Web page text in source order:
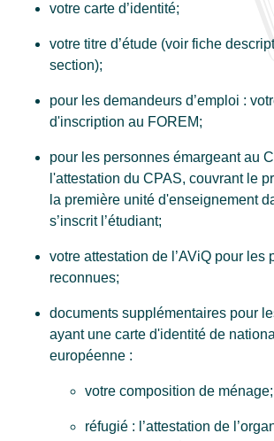
votre carte d’identité;
votre titre d’étude (voir fiche
section);
pour les demandeurs d’emploi :
d'inscription au FOREM;
pour les personnes émargeant au
l'attestation du CPAS, couvrant le
la première unité d'enseignement
s’inscrit l’étudiant;
votre attestation de l’AViQ pour les
reconnues;
documents supplémentaires pour
ayant une carte d'identité de
européenne :
votre composition de ménage;
réfugié : l’attestation de